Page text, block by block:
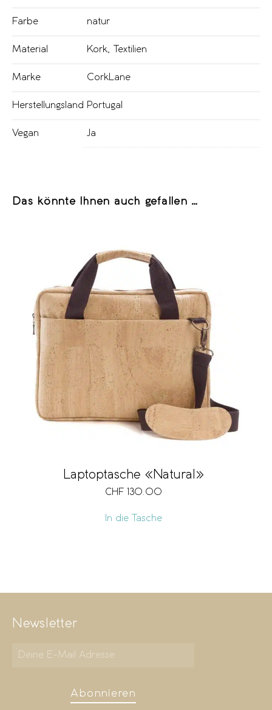
Farbe natur
Material Kork Textilien
Marke CorkLane
Herstellungsland Portugal
Vegan Ja
Das könnte Ihnen auch gefallen …
Laptoptasche «Natural»
CHF 130.00
In die Tasche
Newsletter
Abonnieren